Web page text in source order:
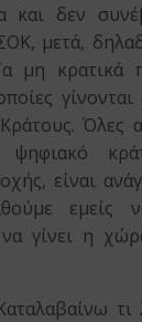
και δεν
μετά,
κρατικά
Όλες
είναι
εμείς
να γίνει η